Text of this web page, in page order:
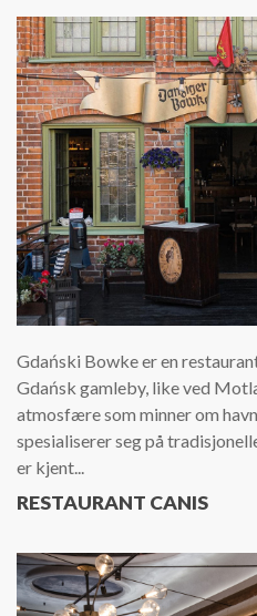
Gdański Bowke er en
Gdańsk gamleby, like ved
atmosfære som minner om
spesialiserer seg på
er kjent...
RESTAURANT CANIS